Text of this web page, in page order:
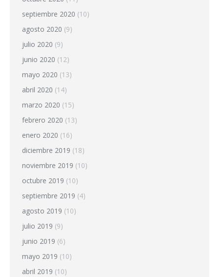
septiembre 2020 (10)
agosto 2020 (9)
julio 2020 (9)
junio 2020 (12)
mayo 2020 (13)
abril 2020 (14)
marzo 2020 (15)
febrero 2020 (13)
enero 2020 (16)
diciembre 2019 (18)
noviembre 2019 (10)
octubre 2019 (10)
septiembre 2019 (4)
agosto 2019 (10)
julio 2019 (9)
junio 2019 (6)
mayo 2019 (10)
abril 2019 (10)